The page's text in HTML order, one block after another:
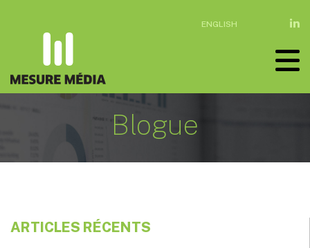
ENGLISH
Blogue
ARTICLES RÉCENTS